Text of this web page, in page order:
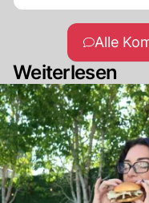
beim Spielen und
und die Tierchen
in dieser Hinsicht
Alle
Weiterlesen